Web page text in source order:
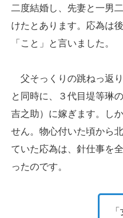
二度結婚し、先妻と一男
けたとあります。応為は
「こと」と言いました。
父そっくりの跳ねっ返
と同時に、３代目堤等琳
吉之助）に嫁ぎます。し
せん。物心付いた頃から
ていた応為は、針仕事を
ったのです。